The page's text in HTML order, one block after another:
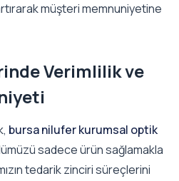
müşteri memnuniyetine
Verimlilik ve
bursa nilufer kurumsal optik
sadece ürün sağlamakla
tedarik zinciri süreçlerini